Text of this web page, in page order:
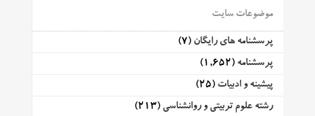
موضوعات سایت
پرسشنامه های رایگان (7)
پرسشنامه (1,652)
پیشینه و ادبیات (25)
رشته علوم تربیتی و روانشناسی (213)